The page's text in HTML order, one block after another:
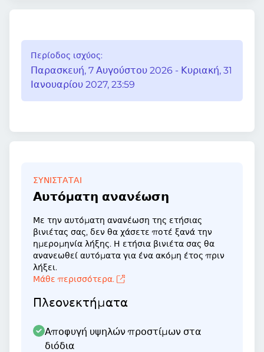
Περίοδος ισχύος:
Παρασκευή, 7 Αυγούστου 2026 - Κυριακή, 31
Ιανουαρίου 2027, 23:59
ΣΥΝΙΣΤΆΤΑΙ
Αυτόματη ανανέωση
Με την αυτόματη ανανέωση της ετήσιας
βινιέτας σας, δεν θα χάσετε ποτέ ξανά την
ημερομηνία λήξης. Η ετήσια βινιέτα σας θα
ανανεωθεί αυτόματα για ένα ακόμη έτος πριν
λήξει.
Μάθε περισσότερα.
Πλεονεκτήματα
Αποφυγή υψηλών προστίμων στα
διόδια